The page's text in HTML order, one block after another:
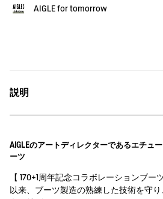
AIGLE for tomorrow
説明
AIGLEのアートディレクターであるエチュ
ーツ
【 170+1周年記念コラボレーションブ
以来、ブーツ製造の熟練した技術を守